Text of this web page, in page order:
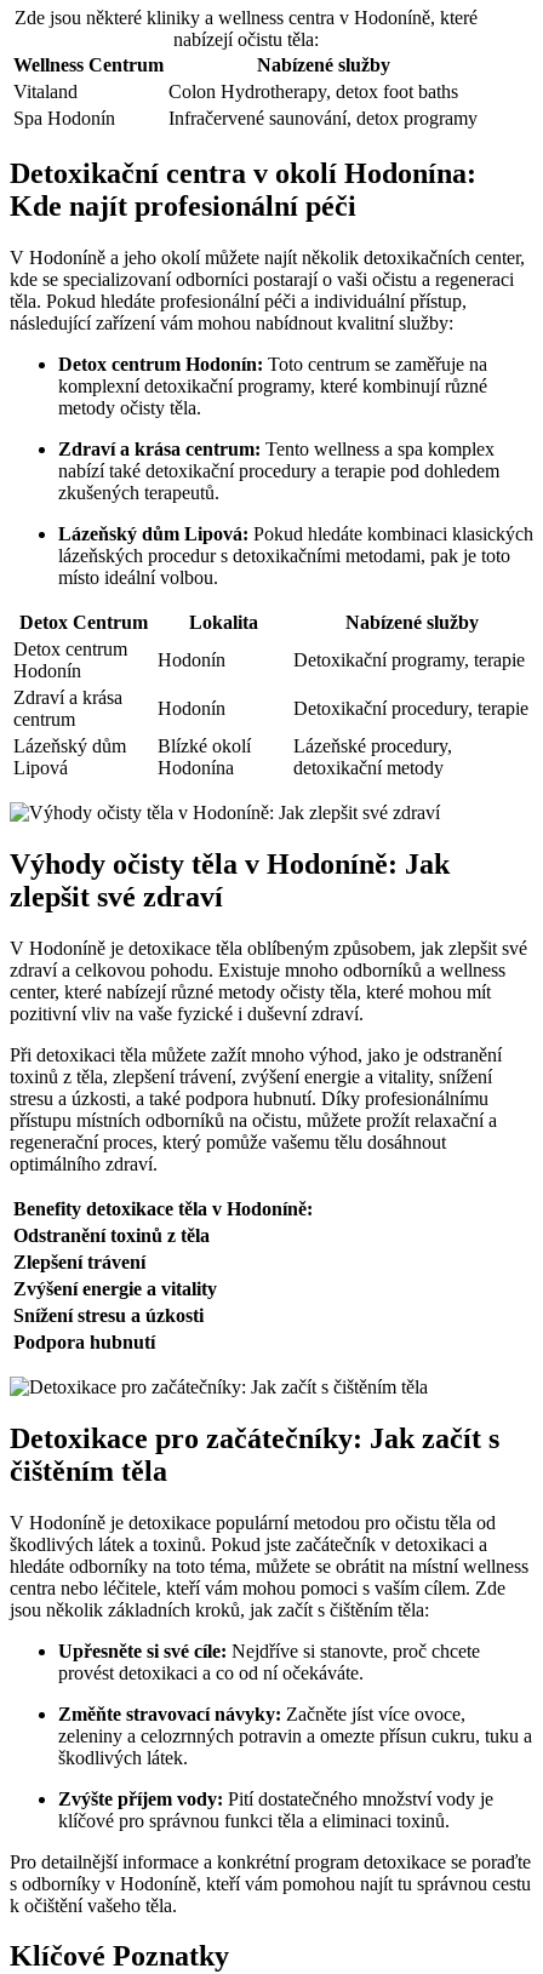
Zde jsou některé kliniky a wellness centra v Hodoníně, které
nabízejí očistu těla:
Wellness Centrum
Nabízené služby
Vitaland
Colon Hydrotherapy, detox foot baths
Spa Hodonín
Infračervené saunování, detox programy
Detoxikační centra v okolí Hodonína:
Kde najít profesionální péči
V Hodoníně a jeho okolí můžete najít několik detoxikačních center,
kde se specializovaní odborníci postarají o vaši očistu a regeneraci
těla. Pokud hledáte profesionální péči a individuální přístup,
následující zařízení vám mohou nabídnout kvalitní služby:
Detox centrum Hodonín: Toto centrum se zaměřuje na
komplexní detoxikační programy, které kombinují různé
metody očisty těla.
Zdraví a krása centrum: Tento wellness a spa komplex
nabízí také detoxikační procedury a terapie pod dohledem
zkušených terapeutů.
Lázeňský dům Lipová: Pokud hledáte kombinaci klasických
lázeňských procedur s detoxikačními metodami, pak je toto
místo ideální volbou.
Detox Centrum Lokalita
Nabízené služby
Detox centrum
Hodonín
Hodonín
Detoxikační programy, terapie
Zdraví a krása
centrum
Hodonín
Detoxikační procedury, terapie
Lázeňský dům
Lipová
Blízké okolí
Hodonína
Lázeňské procedury,
detoxikační metody
Výhody očisty těla v Hodoníně: Jak
zlepšit své zdraví
V Hodoníně je detoxikace těla oblíbeným způsobem, jak zlepšit své
zdraví a celkovou pohodu. Existuje mnoho odborníků a wellness
center, které nabízejí různé metody očisty těla, které mohou mít
pozitivní vliv na vaše fyzické i duševní zdraví.
Při detoxikaci těla můžete zažít mnoho výhod, jako je odstranění
toxinů z těla, zlepšení trávení, zvýšení energie a vitality, snížení
stresu a úzkosti, a také podpora hubnutí. Díky profesionálnímu
přístupu místních odborníků na očistu, můžete prožít relaxační a
regenerační proces, který pomůže vašemu tělu dosáhnout
optimálního zdraví.
Benefity detoxikace těla v Hodoníně:
Odstranění toxinů z těla
Zlepšení trávení
Zvýšení energie a vitality
Snížení stresu a úzkosti
Podpora hubnutí
Detoxikace pro začátečníky: Jak začít s
čištěním těla
V Hodoníně je detoxikace populární metodou pro očistu těla od
škodlivých látek a toxinů. Pokud jste začátečník v detoxikaci a
hledáte odborníky na toto téma, můžete se obrátit na místní wellness
centra nebo léčitele, kteří vám mohou pomoci s vaším cílem. Zde
jsou několik základních kroků, jak začít s čištěním těla:
Upřesněte si své cíle: Nejdříve si stanovte, proč chcete
provést detoxikaci a co od ní očekáváte.
Změňte stravovací návyky: Začněte jíst více ovoce,
zeleniny a celozrnných potravin a omezte přísun cukru, tuku a
škodlivých látek.
Zvýšte příjem vody: Pití dostatečného množství vody je
klíčové pro správnou funkci těla a eliminaci toxinů.
Pro detailnější informace a konkrétní program detoxikace se poraďte
s odborníky v Hodoníně, kteří vám pomohou najít tu správnou cestu
k očištění vašeho těla.
Klíčové Poznatky